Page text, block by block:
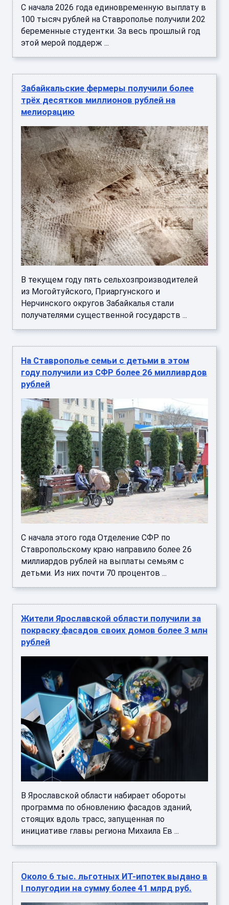
С начала 2026 года единовременную выплату в
100 тысяч рублей на Ставрополье получили 202
беременные студентки. За весь прошлый год
этой мерой поддерж ...
Забайкальские фермеры получили более
трёх десятков миллионов рублей на
мелиорацию
В текущем году пять сельхозпроизводителей
из Могойтуйского, Приаргунского и
Нерчинского округов Забайкалья стали
получателями существенной государств ...
На Ставрополье семьи с детьми в этом
году получили из СФР более 26 миллиардов
рублей
С начала этого года Отделение СФР по
Ставропольскому краю направило более 26
миллиардов рублей на выплаты семьям с
детьми. Из них почти 70 процентов ...
Жители Ярославской области получили за
покраску фасадов своих домов более 3 млн
рублей
В Ярославской области набирает обороты
программа по обновлению фасадов зданий,
стоящих вдоль трасс, запущенная по
инициативе главы региона Михаила Ев ...
Около 6 тыс. льготных ИТ-ипотек выдано в
I полугодии на сумму более 41 млрд руб.